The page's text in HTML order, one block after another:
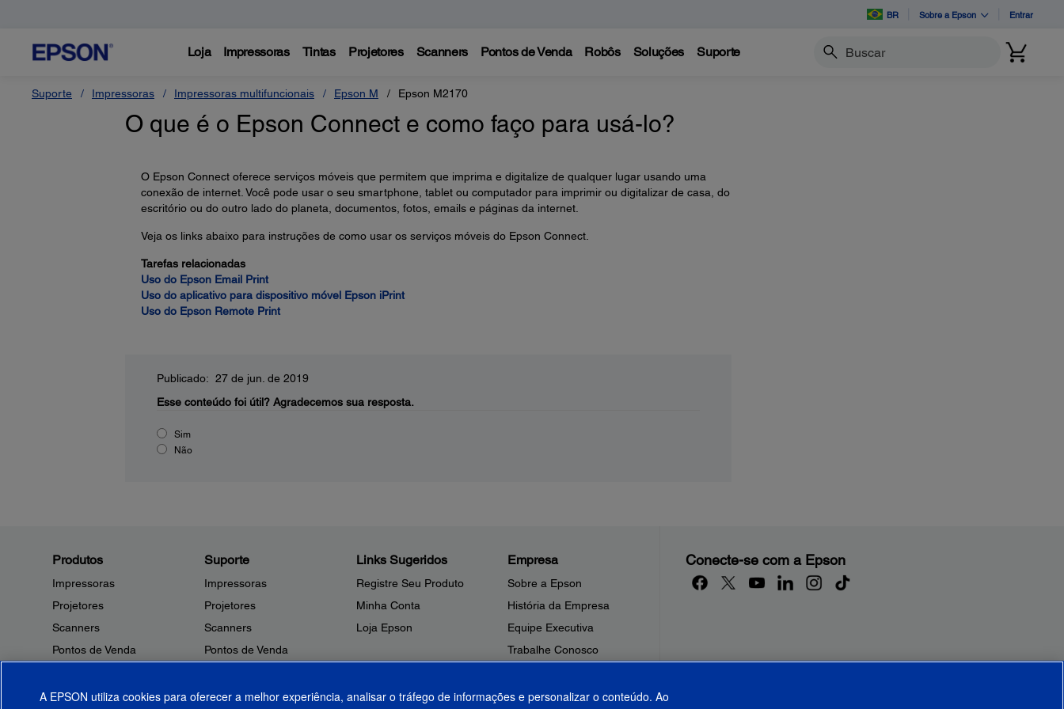
BR Sobre a Epson Entrar
Loja Impressoras Tintas Projetores Scanners Pontos de Venda Robôs Soluções Suporte Buscar
Suporte Impressoras Impressoras multifuncionais Epson M Epson M2170
O que é o Epson Connect e como faço para usá-lo?
O Epson Connect oferece serviços móveis que permitem que imprima e digitalize de qualquer lugar usando uma
conexão de internet. Você pode usar o seu smartphone, tablet ou computador para imprimir ou digitalizar de casa, do
escritório ou do outro lado do planeta, documentos, fotos, emails e páginas da internet.
Veja os links abaixo para instruções de como usar os serviços móveis do Epson Connect.
Tarefas relacionadas
Uso do Epson Email Print
Uso do aplicativo para dispositivo móvel Epson iPrint
Uso do Epson Remote Print
Publicado: 27 de jun. de 2019
Esse conteúdo foi útil? Agradecemos sua resposta.
Sim
Não
Produtos
Impressoras
Projetores
Scanners
Pontos de Venda
Microdispositivos
Suporte
Impressoras
Projetores
Scanners
Pontos de Venda
Outros Produtos
Links Sugeridos
Registre Seu Produto
Minha Conta
Loja Epson
Empresa
Sobre a Epson
História da Empresa
Equipe Executiva
Trabalhe Conosco
Fale Conosco
Conecte-se com a Epson
A EPSON utiliza cookies para oferecer a melhor experiência, analisar o tráfego de informações e personalizar o conteúdo. Ao